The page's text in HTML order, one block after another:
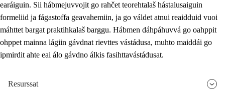
earáiguin. Sii hábmejuvvojit go rahčet teorehtalaš hástalusaiguin
formeliid ja fágastoffa geavahemiin, ja go váldet atnui reaidduid vuoi
máhttet bargat praktihkalaš barggu. Hábmen dáhpáhuvvá go oahppit
ohppet mainna lágiin gávdnat rievttes vástádusa, muhto maiddái go
ipmirdit ahte eai álo gávdno álkis fasihttavástádusat.
Resurssat